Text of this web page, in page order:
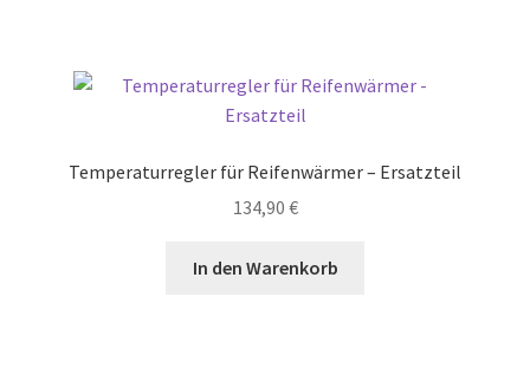
Temperaturregler für Reifenwärmer – Ersatzteil
134,90 €
In den Warenkorb